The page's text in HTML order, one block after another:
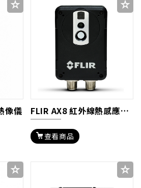
像儀 FLIR AX8 紅外線熱感應鏡頭
查看商品
匯款通知